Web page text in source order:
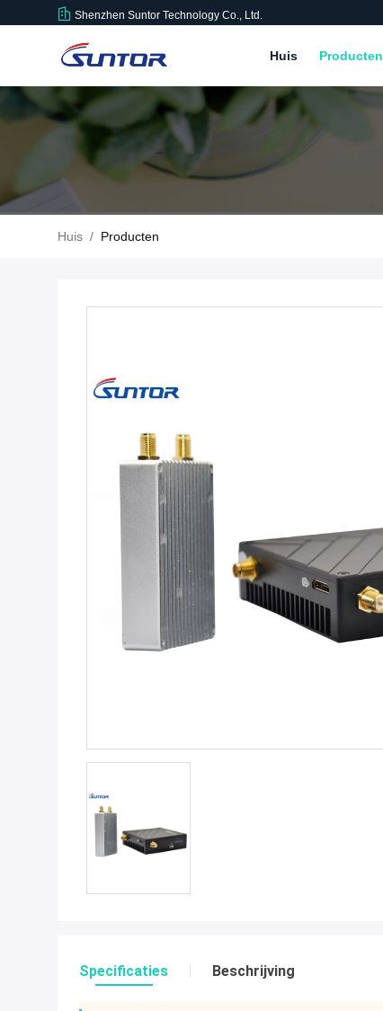
Shenzhen Suntor Technology Co., Ltd.
Huis Producten
Huis / Producten
Specificaties Beschrijving